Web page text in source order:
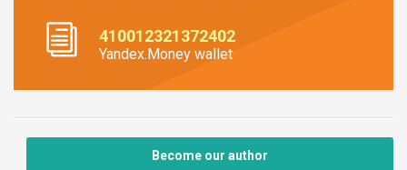
410012321372402
Yandex.Money wallet
Become our author